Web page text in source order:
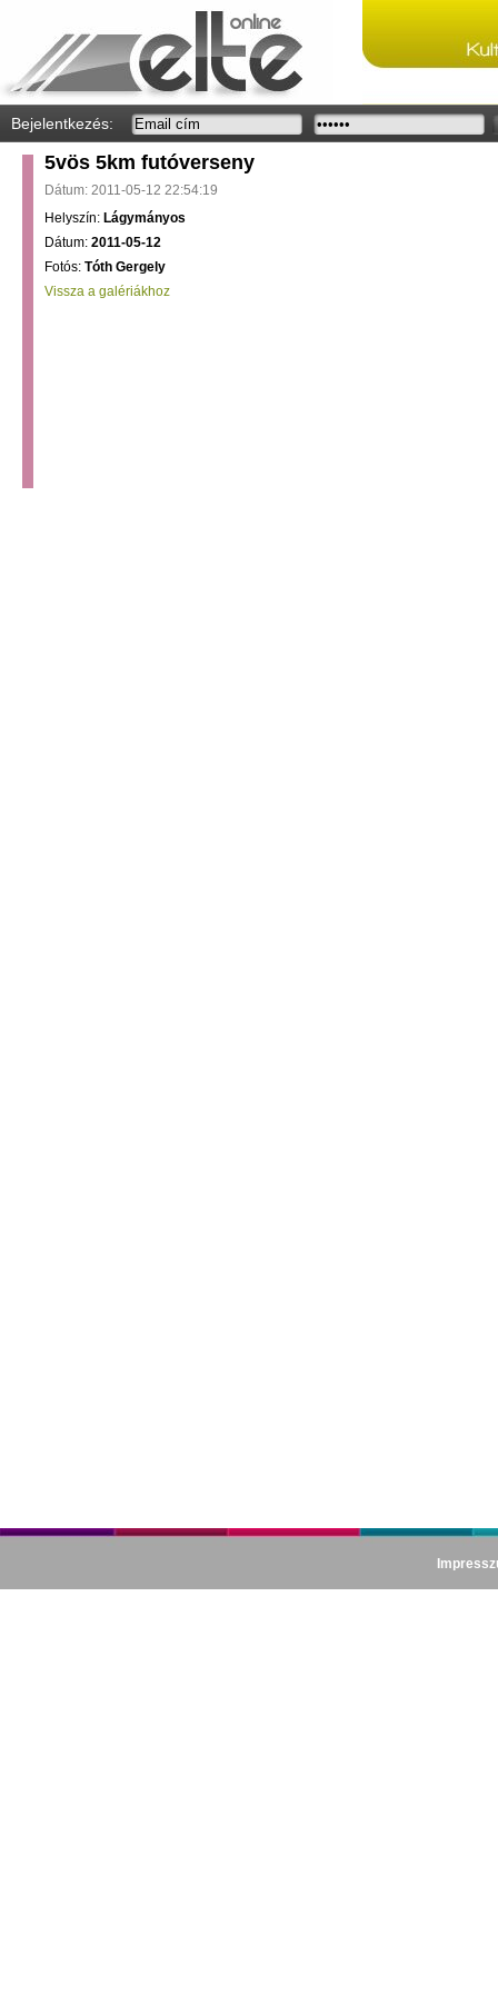
Bejelentkezés:
5vös 5km futóverseny
Dátum: 2011-05-12 22:54:19
Helyszín: Lágymányos
Dátum: 2011-05-12
Fotós: Tóth Gergely
Vissza a galériákhoz